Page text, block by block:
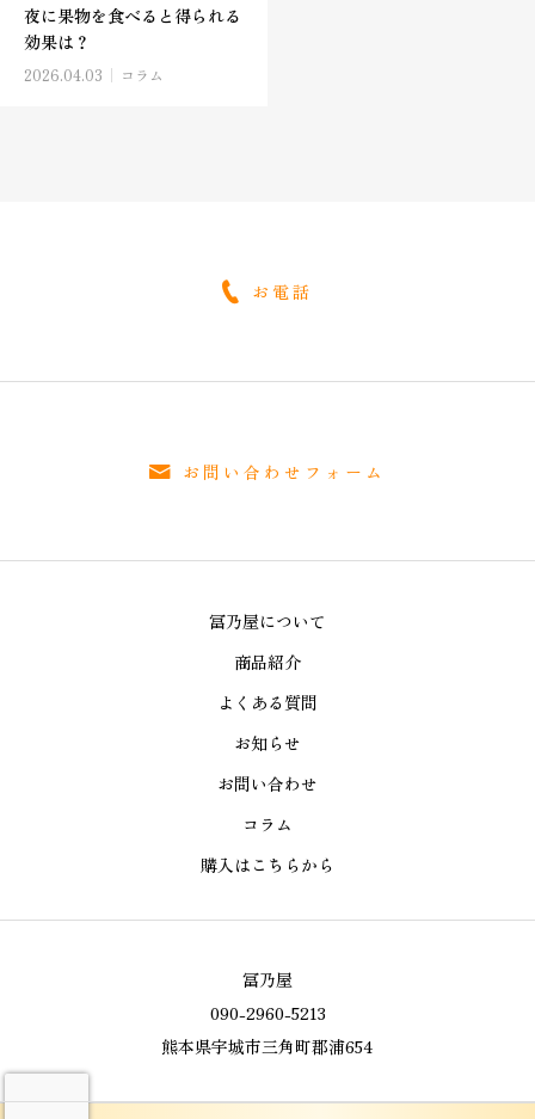
夜に果物を食べると得られる
効果は？
2026.04.03 コラム
お電話
お問い合わせフォーム
冨乃屋について
商品紹介
よくある質問
お知らせ
お問い合わせ
コラム
購入はこちらから
冨乃屋
090-2960-5213
熊本県宇城市三角町郡浦654